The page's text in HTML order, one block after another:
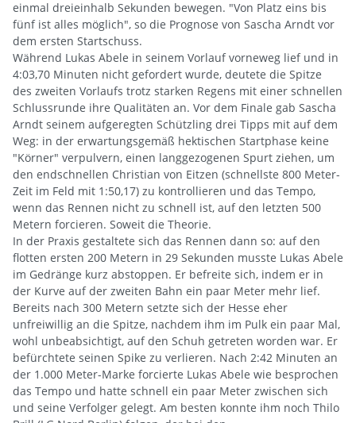
einmal dreieinhalb Sekunden bewegen. "Von Platz eins bis
fünf ist alles möglich", so die Prognose von Sascha Arndt vor
dem ersten Startschuss.
Während Lukas Abele in seinem Vorlauf vorneweg lief und in
4:03,70 Minuten nicht gefordert wurde, deutete die Spitze
des zweiten Vorlaufs trotz starken Regens mit einer schnellen
Schlussrunde ihre Qualitäten an. Vor dem Finale gab Sascha
Arndt seinem aufgeregten Schützling drei Tipps mit auf dem
Weg: in der erwartungsgemäß hektischen Startphase keine
"Körner" verpulvern, einen langgezogenen Spurt ziehen, um
den endschnellen Christian von Eitzen (schnellste 800 Meter-
Zeit im Feld mit 1:50,17) zu kontrollieren und das Tempo,
wenn das Rennen nicht zu schnell ist, auf den letzten 500
Metern forcieren. Soweit die Theorie.
In der Praxis gestaltete sich das Rennen dann so: auf den
flotten ersten 200 Metern in 29 Sekunden musste Lukas Abele
im Gedränge kurz abstoppen. Er befreite sich, indem er in
der Kurve auf der zweiten Bahn ein paar Meter mehr lief.
Bereits nach 300 Metern setzte sich der Hesse eher
unfreiwillig an die Spitze, nachdem ihm im Pulk ein paar Mal,
wohl unbeabsichtigt, auf den Schuh getreten worden war. Er
befürchtete seinen Spike zu verlieren. Nach 2:42 Minuten an
der 1.000 Meter-Marke forcierte Lukas Abele wie besprochen
das Tempo und hatte schnell ein paar Meter zwischen sich
und seine Verfolger gelegt. Am besten konnte ihm noch Thilo